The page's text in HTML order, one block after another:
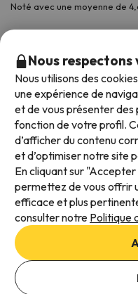
Ajouter des dates pour
Noté avec une moyenne de
Modes de paiement
Conditions générales
Protection des données
Politique en matière de
Nous
Nous utilisons des
une expérience de
et de vous présenter des
fonction de votre profil.
d’afficher du contenu
et d’optimiser notre site
En cliquant sur
permettez de vous offrir
efficace et plus
consulter notre Politique